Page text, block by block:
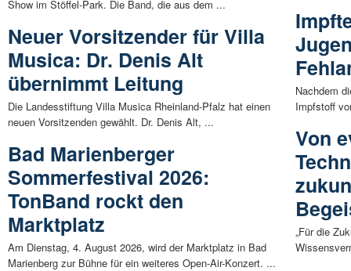
Show im Stöffel-Park. Die Band, die aus dem ...
Neuer Vorsitzender für Villa
Musica: Dr. Denis Alt
übernimmt Leitung
Die Landesstiftung Villa Musica Rheinland-Pfalz hat einen
neuen Vorsitzenden gewählt. Dr. Denis Alt, ...
Bad Marienberger
Sommerfestival 2026:
TonBand rockt den
Marktplatz
Am Dienstag, 4. August 2026, wird der Marktplatz in Bad
Marienberg zur Bühne für ein weiteres Open-Air-Konzert. ...
Nachdem
Impfstoff
Von
„Für die